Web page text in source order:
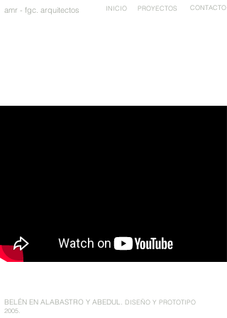
amr - fgc. arquitectos INICIO PROYECTOS CONTACTO
BELÉN EN ALABASTRO Y ABEDUL. DISEÑO Y PROTOTIPO
2005.